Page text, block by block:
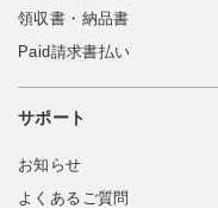
領収書・納品書
Paid請求書払い
サポート
お知らせ
よくあるご質問